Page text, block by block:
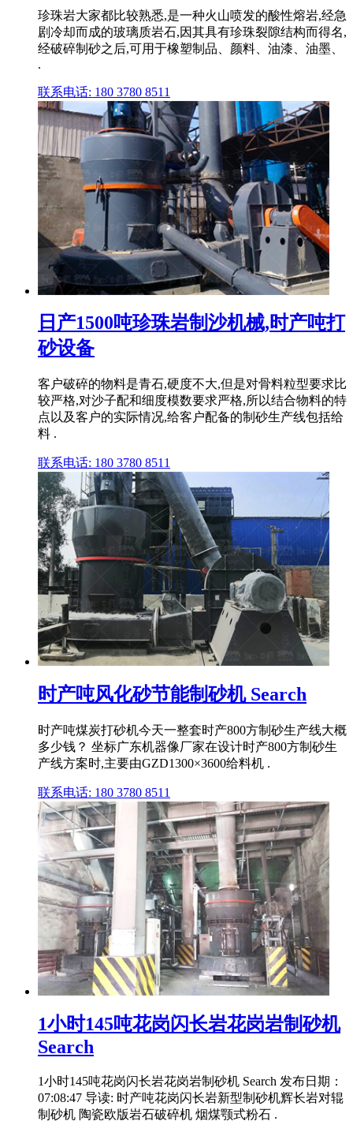
珍珠岩大家都比较熟悉,是一种火山喷发的酸性熔岩,经急
剧冷却而成的玻璃质岩石,因其具有珍珠裂隙结构而得名,
经破碎制砂之后,可用于橡塑制品、颜料、油漆、油墨、
.
联系电话: 180 3780 8511
日产1500吨珍珠岩制沙机械,时产吨打
砂设备
客户破碎的物料是青石,硬度不大,但是对骨料粒型要求比
较严格,对沙子配和细度模数要求严格,所以结合物料的特
点以及客户的实际情况,给客户配备的制砂生产线包括给
料 .
联系电话: 180 3780 8511
时产吨风化砂节能制砂机 Search
时产吨煤炭打砂机今天一整套时产800方制砂生产线大概
多少钱？ 坐标广东机器像厂家在设计时产800方制砂生
产线方案时,主要由GZD1300×3600给料机 .
联系电话: 180 3780 8511
1小时145吨花岗闪长岩花岗岩制砂机
Search
1小时145吨花岗闪长岩花岗岩制砂机 Search 发布日期：
07:08:47 导读: 时产吨花岗闪长岩新型制砂机辉长岩对辊
制砂机 陶瓷欧版岩石破碎机 烟煤颚式粉石 .